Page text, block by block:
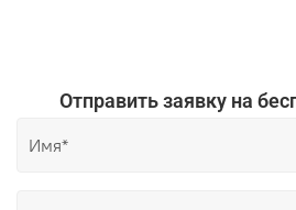
Отправить заявку на